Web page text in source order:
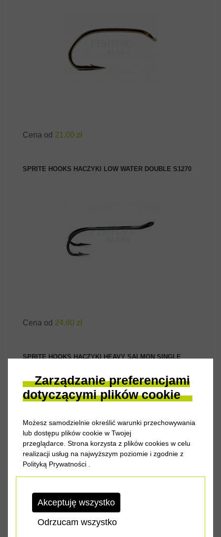
Zarządzanie preferencjami
dotyczącymi plików cookie
Możesz samodzielnie określić warunki przechowywania
lub dostępu plików cookie w Twojej
przeglądarce. Strona korzysta z plików cookies w celu
realizacji usług na najwyższym poziomie i zgodnie z
Polityką Prywatności .
Akceptuję wszystko
Odrzucam wszystko
ZOBACZ PRODUKT
Cena od 21.00 zł
SPRITE HOOKS HACZYKI LOW WATER DOUBLE S1270
Cena od 24.80 zł
SPRITE HOOKS HACZYKI HEAVY SALMON SINGLE
Cena od22.70 zł